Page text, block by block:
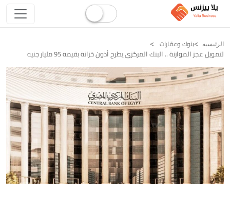
الرئيسيه بنوك وعقارات
لتمويل عجز الموازنة .. البنك المركزى يطرح أذون خزانة بقيمة 95 مليار جنيه